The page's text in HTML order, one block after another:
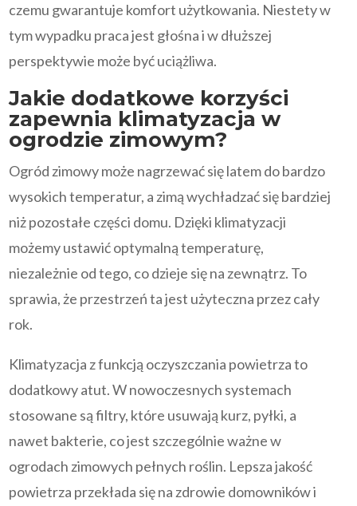
czemu gwarantuje komfort użytkowania. Niestety w
tym wypadku praca jest głośna i w dłuższej
perspektywie może być uciążliwa.
Jakie dodatkowe korzyści
zapewnia klimatyzacja w
ogrodzie zimowym?
Ogród zimowy może nagrzewać się latem do bardzo
wysokich temperatur, a zimą wychładzać się bardziej
niż pozostałe części domu. Dzięki klimatyzacji
możemy ustawić optymalną temperaturę,
niezależnie od tego, co dzieje się na zewnątrz. To
sprawia, że przestrzeń ta jest użyteczna przez cały
rok.
Klimatyzacja z funkcją oczyszczania powietrza to
dodatkowy atut. W nowoczesnych systemach
stosowane są filtry, które usuwają kurz, pyłki, a
nawet bakterie, co jest szczególnie ważne w
ogrodach zimowych pełnych roślin. Lepsza jakość
powietrza przekłada się na zdrowie domowników i